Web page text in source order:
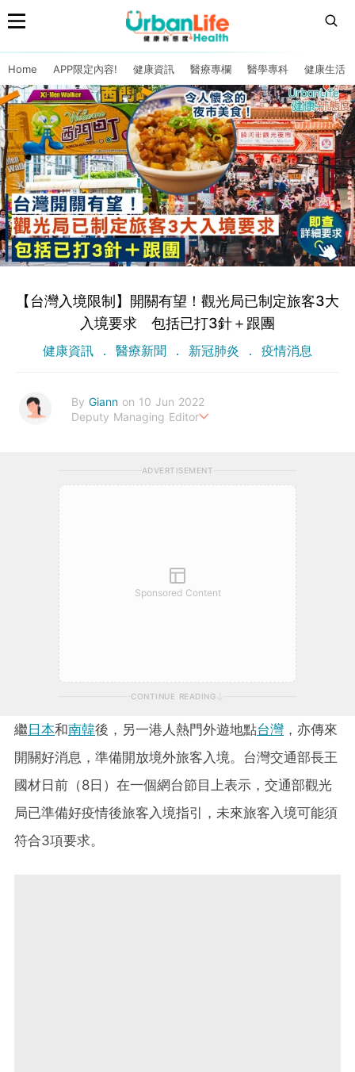
Home APP限定內容! 健康資訊 醫療專欄 醫學專科 健康生活
【台灣入境限制】開關有望！觀光局已制定旅客3大
入境要求 包括已打3針＋跟團
健康資訊 醫療新聞 新冠肺炎 疫情消息
By Giann on 10 Jun 2022
Deputy Managing Editor
ADVERTISEMENT
Sponsored Content
CONTINUE READING
繼日本和南韓後，另一港人熱門外遊地點台灣 ，亦傳來
開關好消息，準備開放境外旅客入境。台灣交通部長王
國材日前（8日）在一個網台節目上表示，交通部觀光
局已準備好疫情後旅客入境指引，未來旅客入境可能須
符合3項要求。